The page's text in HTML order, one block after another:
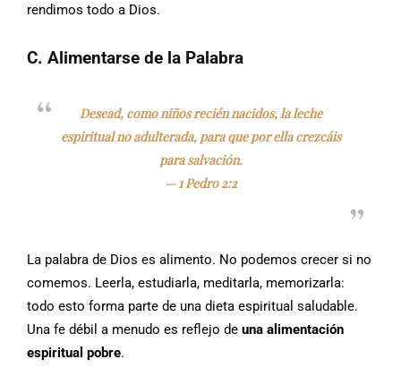
rendimos todo a Dios.
C. Alimentarse de la Palabra
Desead, como niños recién nacidos, la leche
espiritual no adulterada, para que por ella crezcáis
para salvación.
—1 Pedro 2:2
La palabra de Dios es alimento. No podemos crecer si no
comemos. Leerla, estudiarla, meditarla, memorizarla:
todo esto forma parte de una dieta espiritual saludable.
Una fe débil a menudo es reflejo de una alimentación
espiritual pobre.